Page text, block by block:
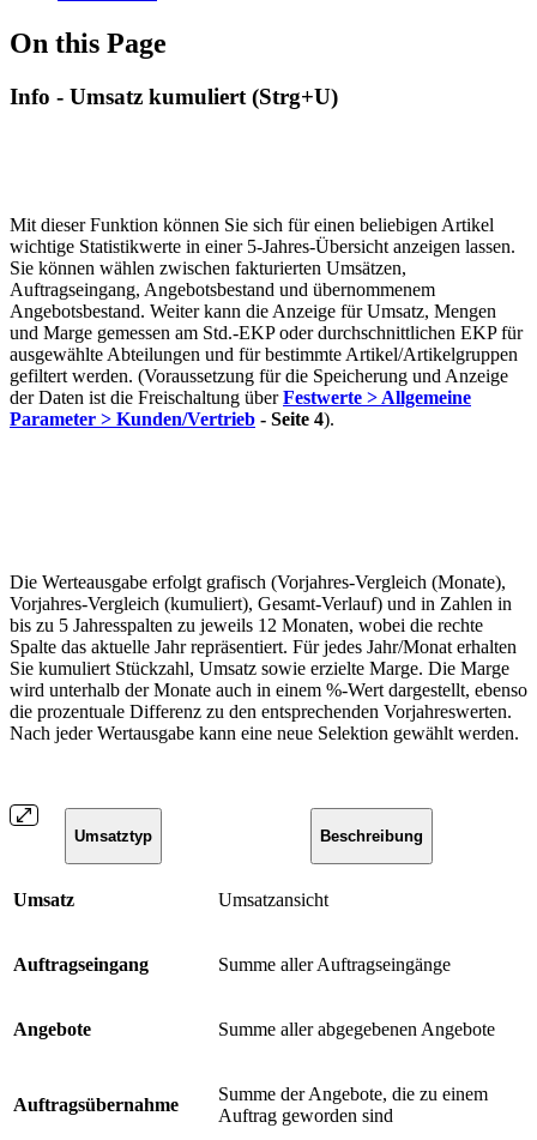
On this Page
Info - Umsatz kumuliert (Strg+U)
Mit dieser Funktion können Sie sich für einen beliebigen Artikel
wichtige Statistikwerte in einer 5-Jahres-Übersicht anzeigen lassen.
Sie können wählen zwischen fakturierten Umsätzen,
Auftragseingang, Angebotsbestand und übernommenem
Angebotsbestand. Weiter kann die Anzeige für Umsatz, Mengen
und Marge gemessen am Std.-EKP oder durchschnittlichen EKP für
ausgewählte Abteilungen und für bestimmte Artikel/Artikelgruppen
gefiltert werden. (Voraussetzung für die Speicherung und Anzeige
der Daten ist die Freischaltung überFestwerte > Allgemeine
Parameter > Kunden/Vertrieb - Seite 4).
Die Werteausgabe erfolgt grafisch (Vorjahres-Vergleich (Monate),
Vorjahres-Vergleich (kumuliert), Gesamt-Verlauf) und in Zahlen in
bis zu 5 Jahresspalten zu jeweils 12 Monaten, wobei die rechte
Spalte das aktuelle Jahr repräsentiert. Für jedes Jahr/Monat erhalten
Sie kumuliert Stückzahl, Umsatz sowie erzielte Marge. Die Marge
wird unterhalb der Monate auch in einem %-Wert dargestellt, ebenso
die prozentuale Differenz zu den entsprechenden Vorjahreswerten.
Nach jeder Wertausgabe kann eine neue Selektion gewählt werden.
Umsatztyp Beschreibung
Umsatz Umsatzansicht
Auftragseingang Summe aller Auftragseingänge
Angebote Summe aller abgegebenen Angebote
Auftragsübernahme
Summe der Angebote, die zu einem
Auftrag geworden sind